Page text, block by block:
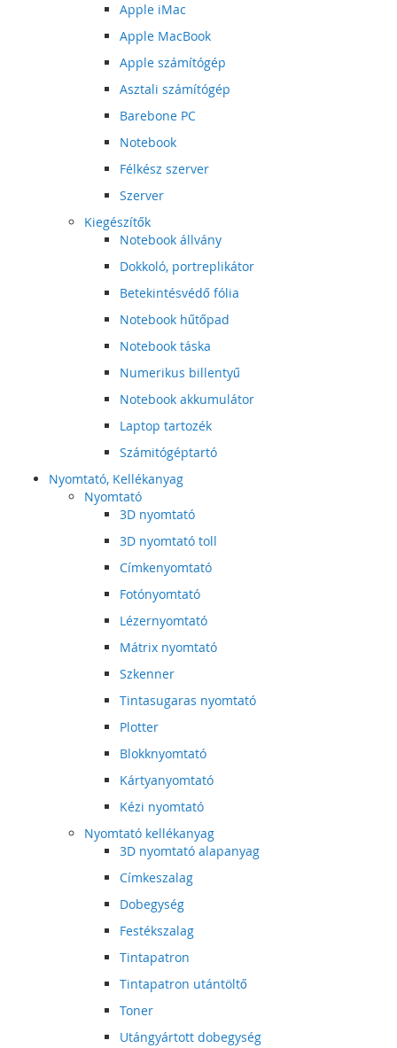
Apple iMac
Apple MacBook
Apple számítógép
Asztali számítógép
Barebone PC
Notebook
Félkész szerver
Szerver
Kiegészítők
Notebook állvány
Dokkoló, portreplikátor
Betekintésvédő fólia
Notebook hűtőpad
Notebook táska
Numerikus billentyű
Notebook akkumulátor
Laptop tartozék
Számitógéptartó
Nyomtató, Kellékanyag
Nyomtató
3D nyomtató
3D nyomtató toll
Címkenyomtató
Fotónyomtató
Lézernyomtató
Mátrix nyomtató
Szkenner
Tintasugaras nyomtató
Plotter
Blokknyomtató
Kártyanyomtató
Kézi nyomtató
Nyomtató kellékanyag
3D nyomtató alapanyag
Címkeszalag
Dobegység
Festékszalag
Tintapatron
Tintapatron utántöltő
Toner
Utángyártott dobegység